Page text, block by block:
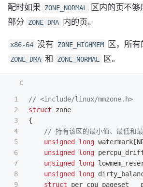
配时如果 ZONE_NORMAL
区内的页不
部分 ZONE_DMA 内的页。
x86-64 没有 ZONE_HIGHMEM 区，所
ZONE_DMA 和 ZONE_NORMAL 区。
1
2
3
4
5
6
7
8
9
// <include/linux/mmzone.h>
struct
zone
{
// 持有该区的最小值、最低和
unsigned
long watermark [
unsigned
long
unsigned
long
unsigned
long
struct
per_cpu_pageset